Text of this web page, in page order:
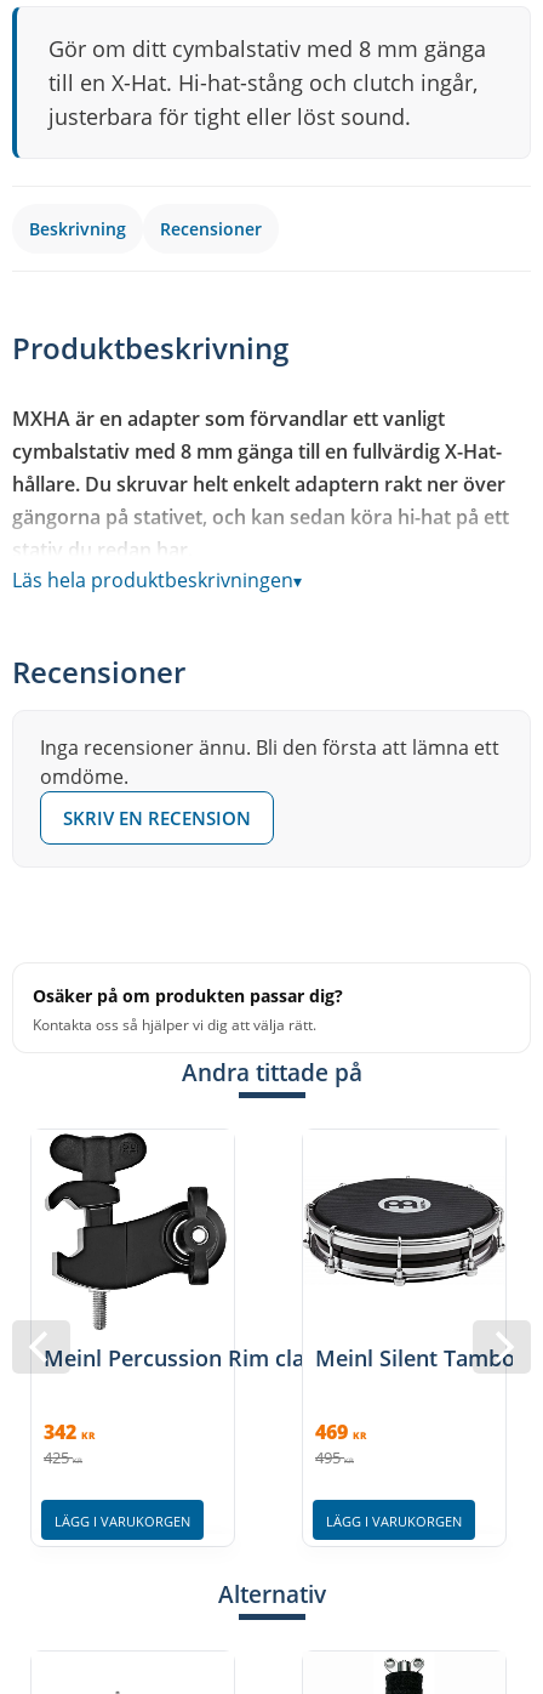
Gör om ditt cymbalstativ med 8 mm gänga
till en X-Hat. Hi-hat-stång och clutch ingår,
justerbara för tight eller löst sound.
Beskrivning Recensioner
Produktbeskrivning
MXHA är en adapter som förvandlar ett vanligt
cymbalstativ med 8 mm gänga till en fullvärdig X-Hat-
hållare. Du skruvar helt enkelt adaptern rakt ner över
gängorna på stativet, och kan sedan köra hi-hat på ett
stativ du redan har.
Fungerar med alla hi-hat- och stackstorlekar
Clutchen går att justera för både tight och lösare sound,
så du kan finjustera hur hi-haten svarar precis som på
ett vanligt hi-hat-stativ. Ett smart och prisvärt sätt att
bygga ut uppställningen utan att behöva köpa ett helt
Läs hela produktbeskrivningen▾
Recensioner
Inga recensioner ännu. Bli den första att lämna ett
omdöme.
SKRIV EN RECENSION
Osäker på om produkten passar dig?
Kontakta oss så hjälper vi dig att välja rätt.
Andra tittade på
Meinl Percussion Rim clamp 2, RIMCLAMP-2
342 KR
425 KR
LÄGG I VARUKORGEN
Meinl Silent
469 KR
495 KR
LÄGG I VARUKORGEN
Alternativ